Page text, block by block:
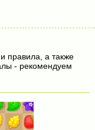
правила, а также
- рекомендуем